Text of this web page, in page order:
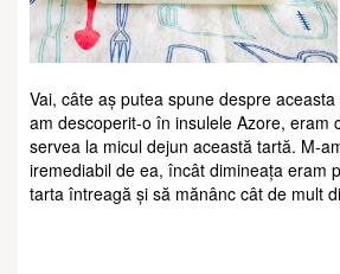
Vai, câte aș putea spune despre
am descoperit-o în insulele Azore, eram
servea la micul dejun această tartă. M-
iremediabil de ea, încât dimineața eram
tarta întreagă și să mănânc cât de mult